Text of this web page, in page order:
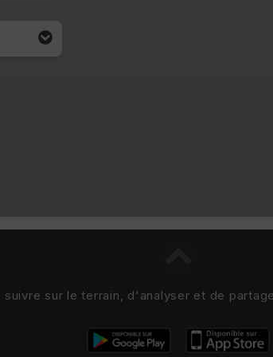
sur le terrain, d'analyser et de